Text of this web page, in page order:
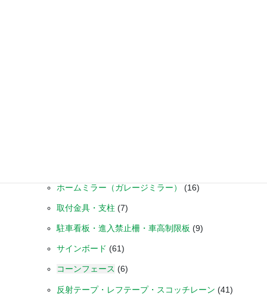
ホームミラー（ガレージミラー） (16)
取付金具・支柱 (7)
駐車看板・進入禁止柵・車高制限板 (9)
サインボード (61)
コーンフェース (6)
反射テープ・レフテープ・スコッチレーン (41)